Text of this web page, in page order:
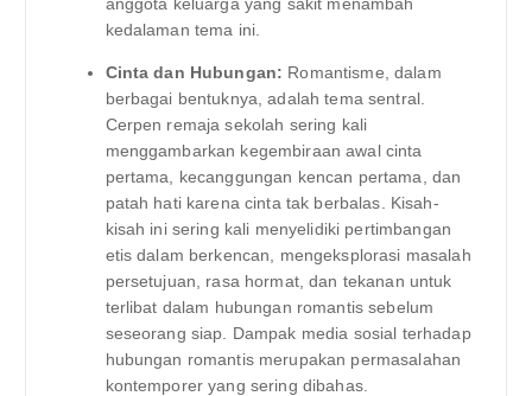
kedalaman tema ini.
Cinta dan Hubungan: Romantisme, dalam
berbagai bentuknya, adalah tema sentral.
Cerpen remaja sekolah sering kali
menggambarkan kegembiraan awal cinta
pertama, kecanggungan kencan pertama, dan
patah hati karena cinta tak berbalas. Kisah-
kisah ini sering kali menyelidiki pertimbangan
etis dalam berkencan, mengeksplorasi masalah
persetujuan, rasa hormat, dan tekanan untuk
terlibat dalam hubungan romantis sebelum
seseorang siap. Dampak media sosial terhadap
hubungan romantis merupakan permasalahan
kontemporer yang sering dibahas.